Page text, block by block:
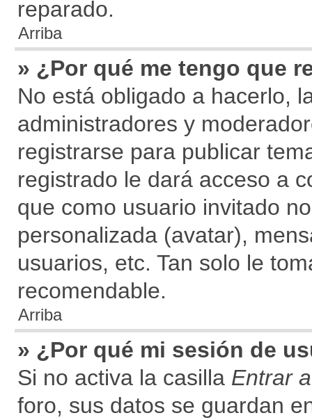
reparado.
Arriba
» ¿Por qué me tengo que
No está obligado a hacerlo,
administradores y
registrarse para publicar
registrado le dará acceso a
que como usuario invitado
personalizada (avatar),
usuarios, etc. Tan solo le
recomendable.
Arriba
» ¿Por qué mi sesión de
Si no activa la casilla Entrar
foro, sus datos se guardan